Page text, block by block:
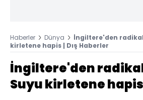
Haberler Dünya
İngiltere'den
kirletene hapis | Dış Haberler
İngiltere'den
Suyu kirletene hapis